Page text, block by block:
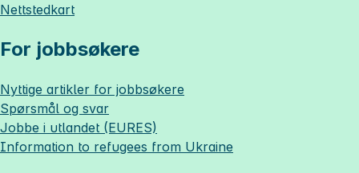
Nettstedkart
For jobbsøkere
Nyttige artikler for jobbsøkere
Spørsmål og svar
Jobbe i utlandet (EURES)
Information to refugees from Ukraine